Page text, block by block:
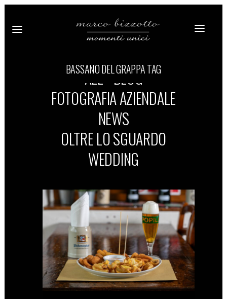
BASSANO DEL GRAPPA TAG
ALL BLOG
FOTOGRAFIA AZIENDALE
NEWS
OLTRE LO SGUARDO
WEDDING